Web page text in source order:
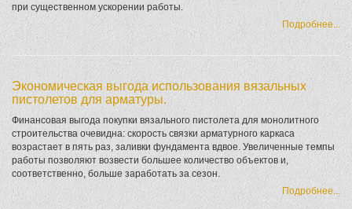
при существенном ускорении работы.
Подробнее...
Экономическая выгода использования вязальных
пистолетов для арматуры.
Финансовая выгода покупки вязального пистолета для монолитного
строительства очевидна: скорость связки арматурного каркаса
возрастает в пять раз, заливки фундамента вдвое. Увеличенные темпы
работы позволяют возвести большее количество объектов и,
соответственно, больше заработать за сезон.
Подробнее...